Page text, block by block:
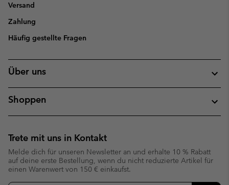
Versand
Zahlung
Häufig gestellte Fragen
Über uns
Shoppen
Trete mit uns in Kontakt
Melde dich für unseren Newsletter an und erhalte 10 % Rabatt
auf deine erste Bestellung, wenn du nicht reduzierte Artikel für
einen Warenwert von 150 € einkaufst.